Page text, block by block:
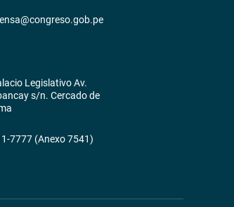
Legislativo Av.
s/n. Cercado de
7777 (Anexo 7541)